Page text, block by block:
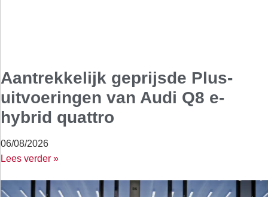
Aantrekkelijk geprijsde Plus-
uitvoeringen van Audi Q8 e-
hybrid quattro
06/08/2026
Lees verder »